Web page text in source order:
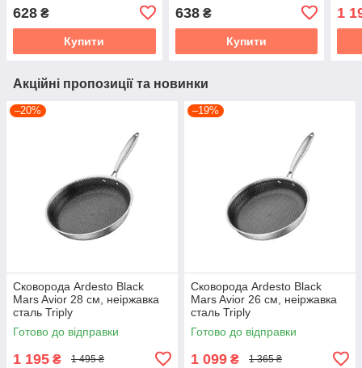
628 ₴
Купити
638₴
Купити
1
Акційні пропозиції та новинки
–20%
Сковорода Ardesto Black
Mars Avior 28 см, неіржавка
сталь Triply
Готово до відправки
1 195 ₴ 1 495 ₴
–19%
Сковорода Ardesto Black
Mars Avior 26 см, неіржавка
сталь Triply
Готово до відправки
1 099 ₴ 1 365 ₴